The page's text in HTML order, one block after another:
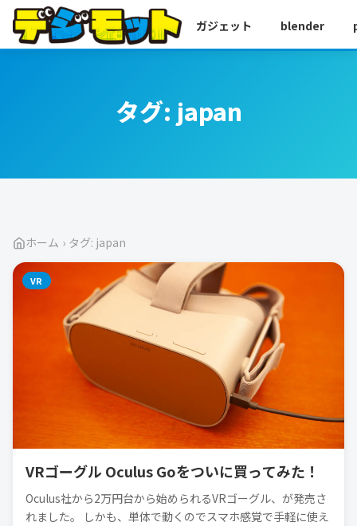
ガジェット blender
タグ: japan
ホーム › タグ: japan
VR
VRゴーグル Oculus Goをついに買ってみた！
Oculus社から2万円台から始められるVRゴーグル、が発売さ
れました。 しかも、単体で動くのでスマホ感覚で手軽に使え